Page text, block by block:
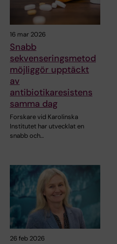
16 mar 2026
Snabb
sekvenseringsmetod
möjliggör upptäckt
av
antibiotikaresistens
samma dag
Forskare vid Karolinska
Institutet har utvecklat en
snabb och…
26 feb 2026